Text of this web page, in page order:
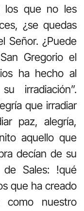
los que no les
¿se quedas
Señor. ¿Puede
Gregorio el
ha hecho al
irradiación”.
que irradiar
paz, alegría,
aquello que
decían de su
de Sales: !qué
que ha creado
como nuestro